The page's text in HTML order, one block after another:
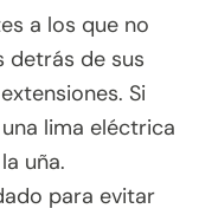
a los que no
detrás de sus
Si
lima eléctrica
uña.
para evitar